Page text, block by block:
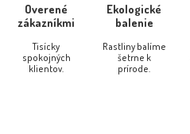
Overené
zákazníkmi
Tisícky
spokojných
klientov.
Ekologické
balenie
Rastliny balíme
šetrne k
prírode.